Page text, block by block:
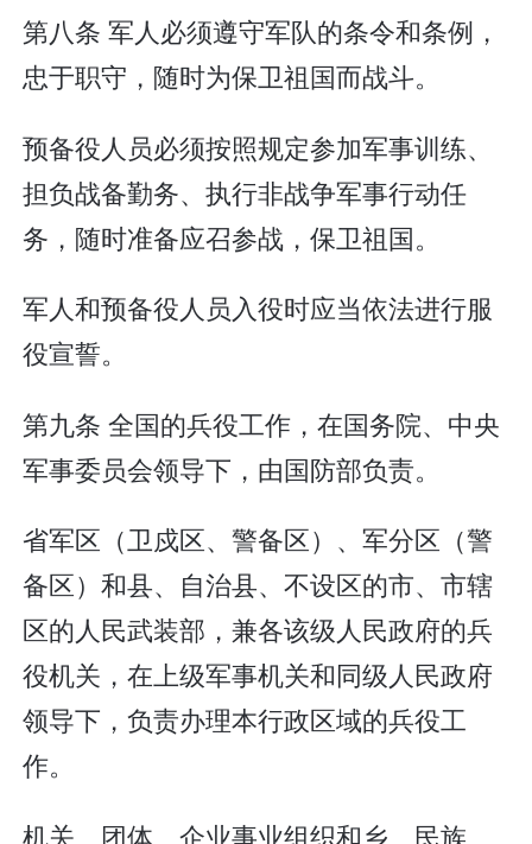
第八条 军人必须遵守军队的条令和条例，
忠于职守，随时为保卫祖国而战斗。
预备役人员必须按照规定参加军事训练、
担负战备勤务、执行非战争军事行动任
务，随时准备应召参战，保卫祖国。
军人和预备役人员入役时应当依法进行服
役宣誓。
第九条 全国的兵役工作，在国务院、中央
军事委员会领导下，由国防部负责。
省军区（卫戍区、警备区）、军分区（警
备区）和县、自治县、不设区的市、市辖
区的人民武装部，兼各该级人民政府的兵
役机关，在上级军事机关和同级人民政府
领导下，负责办理本行政区域的兵役工
作。
机关、团体、企业事业组织和乡、民族